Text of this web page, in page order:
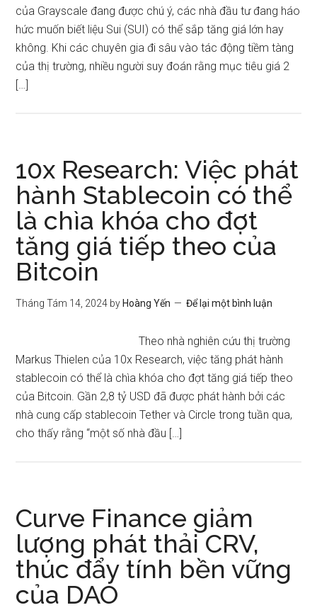
của Grayscale đang được chú ý, các nhà đầu tư đang háo
hức muốn biết liệu Sui (SUI) có thể sắp tăng giá lớn hay
không. Khi các chuyên gia đi sâu vào tác động tiềm tàng
của thị trường, nhiều người suy đoán rằng mục tiêu giá 2
[…]
10x Research: Việc phát
hành Stablecoin có thể
là chìa khóa cho đợt
tăng giá tiếp theo của
Bitcoin
Tháng Tám 14, 2024 by Hoàng Yến Để lại một bình luận
Theo nhà nghiên cứu thị trường
Markus Thielen của 10x Research, việc tăng phát hành
stablecoin có thể là chìa khóa cho đợt tăng giá tiếp theo
của Bitcoin. Gần 2,8 tỷ USD đã được phát hành bởi các
nhà cung cấp stablecoin Tether và Circle trong tuần qua,
cho thấy rằng “một số nhà đầu […]
Curve Finance giảm
lượng phát thải CRV,
thúc đẩy tính bền vững
của DAO